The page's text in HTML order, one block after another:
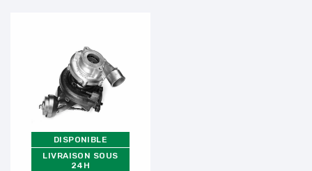
DISPONIBLE
LIVRAISON SOUS
24H